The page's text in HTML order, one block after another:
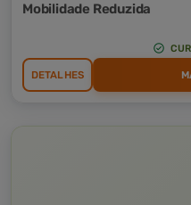
Mobilidade Reduzida
DETALHES